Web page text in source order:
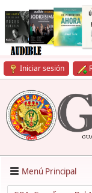
Iniciar sesión
Menú Principal